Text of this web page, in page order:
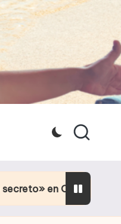
Culpa de la